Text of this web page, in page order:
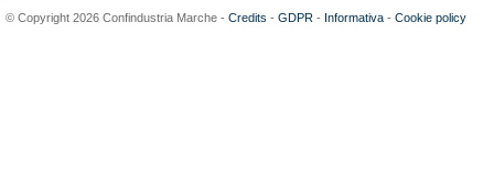
© Copyright 2026 Confindustria Marche - Credits - GDPR - Informativa - Cookie policy